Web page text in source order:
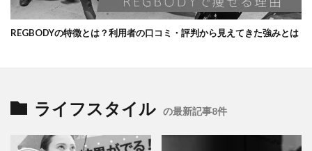
REGBODYの特徴とは？利用者の口コミ・評判から見えてきた強みとは
ライフスタイル の最新記事8件